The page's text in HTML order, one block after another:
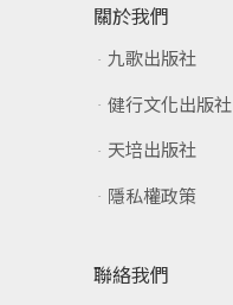
關於我們
九歌出版社
健行文化出版社
天培出版社
隱私權政策
聯絡我們